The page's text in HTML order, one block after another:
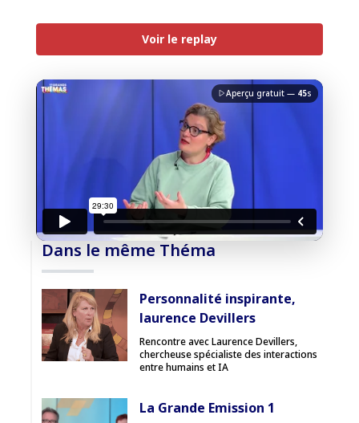
Voir le replay
Aperçu gratuit — 45s
Lenovo
charte de confidentialitédu Monde
Informatique
Débloquer la vidéo
Accès sécurisé
Pas encore abonné ? Découvrir nos offres
→
Dans le même Théma
Personnalité inspirante,
laurence Devillers
Rencontre avec Laurence Devillers,
chercheuse spécialiste des interactions
entre humains et IA
La Grande Emission 1